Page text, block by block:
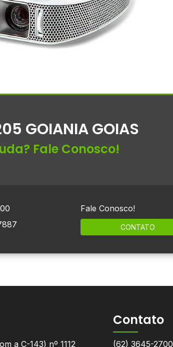
GOIANIA GOIAS
Fale Conosco!
Fale Conosco!
CONTATO
a C-143) nº 1112
Contato
(62) 3645-2700